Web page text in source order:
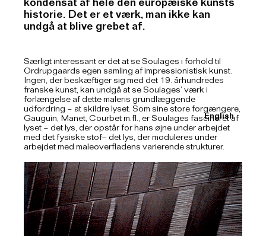
English
kondensat af hele den europæiske kunsts
historie. Det er et værk, man ikke kan
undgå at blive grebet af.
Særligt interessant er det at se Soulages i forhold til
Ordrupgaards egen samling af impressionistisk kunst.
Ingen, der beskæftiger sig med det 19. århundredes
franske kunst, kan undgå at se Soulages’ værk i
forlængelse af dette maleris grundlæggende
udfordring – at skildre lyset. Som sine store forgængere,
Gauguin, Manet, Courbet m.fl., er Soulages fascineret af
lyset – det lys, der opstår for hans øjne under arbejdet
med det fysiske stof– det lys, der moduleres under
arbejdet med maleoverfladens varierende strukturer.